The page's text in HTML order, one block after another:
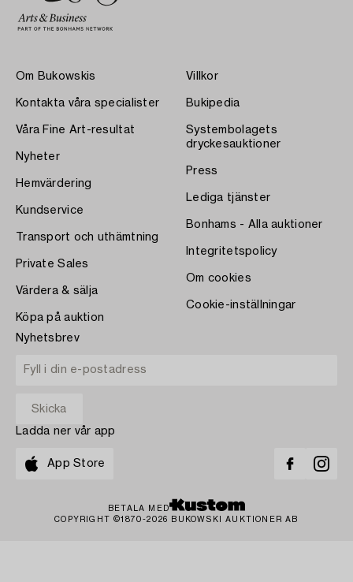
Om Bukowskis
Kontakta våra specialister
Våra Fine Art-resultat
Nyheter
Hemvärdering
Kundservice
Transport och uthämtning
Private Sales
Värdera & sälja
Köpa på auktion
Villkor
Bukipedia
Systembolagets
dryckesauktioner
Press
Lediga tjänster
Bonhams - Alla auktioner
Integritetspolicy
Om cookies
Cookie-inställningar
Nyhetsbrev
Ladda ner vår app
App Store
BETALA MED
COPYRIGHT ©1870-2026 BUKOWSKI AUKTIONER AB